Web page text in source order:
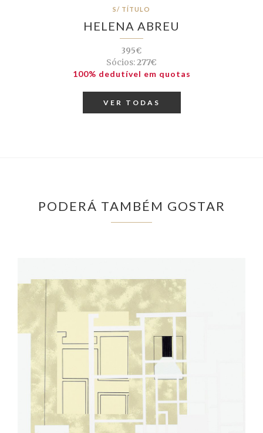
S/ TÍTULO
HELENA ABREU
395€
Sócios:277€
100% dedutível em quotas
VER TODAS
PODERÁ TAMBÉM GOSTAR